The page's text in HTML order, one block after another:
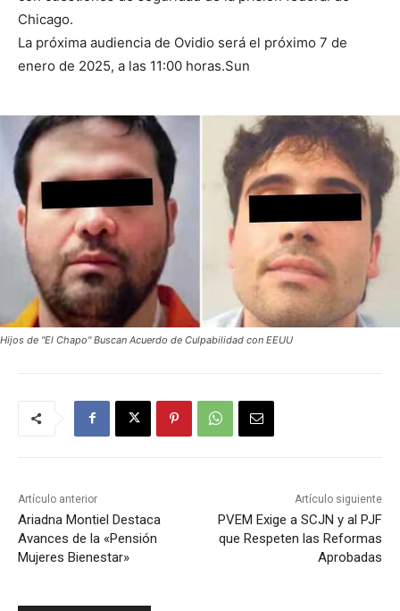
Chicago.
La próxima audiencia de Ovidio será el próximo 7 de
enero de 2025, a las 11:00 horas.Sun
Hijos de "El Chapo" Buscan Acuerdo de Culpabilidad con EEUU
Artículo anterior
Ariadna Montiel Destaca
Avances de la «Pensión
Mujeres Bienestar»
Artículo siguiente
PVEM Exige a SCJN y al PJF
que Respeten las Reformas
Aprobadas